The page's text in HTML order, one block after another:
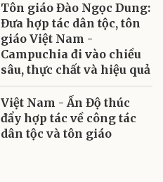
Tôn giáo Đào Ngọc Dung:
Đưa hợp tác dân tộc, tôn
giáo Việt Nam -
Campuchia đi vào chiều
sâu, thực chất và hiệu quả
Việt Nam - Ấn Độ thúc
đẩy hợp tác về công tác
dân tộc và tôn giáo